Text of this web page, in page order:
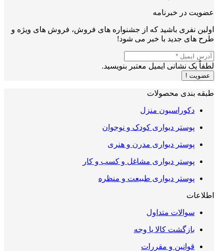
عضویت در خبرنامه
اولین نفری باشید که از جشنواره های فروش، فروش های ویژه و
طرح های جدید با خبر می شود!
لطفاً یک نشانی ایمیل معتبر بنویسید.
عضویت !
طبقه بندی محصولات
دکوراسیون منزل
پوستر دیواری کودک و نوجوان
پوستر دیواری مدرن و هنری
پوستر دیواری مشاغل و کسب و کار
پوستر دیواری طبیعت و منظره
اطلاعات
سوالات متداول
بازگشت کالا یا وجه
قوانین و مقررات